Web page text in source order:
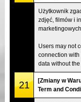
Użytkownik
zdjęć, filmów i
Users may not
connection
data without
21
[Zmiany w
Term and